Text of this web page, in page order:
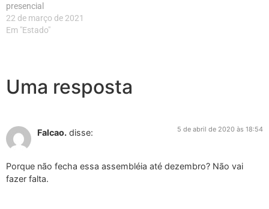
presencial
22 de março de 2021
Em "Estado"
Uma resposta
Falcao. disse: 5 de abril de 2020 às 18:54
Porque não fecha essa assembléia até dezembro? Não vai
fazer falta.